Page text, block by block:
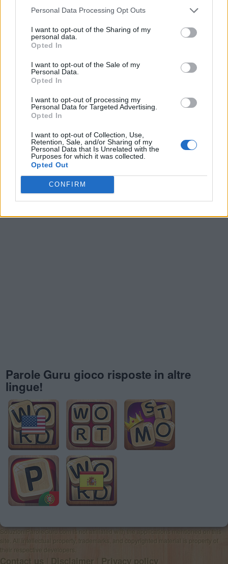
Personal Data Processing Opt Outs
I want to opt-out of the Sharing of my
personal data.
Opted In
I want to opt-out of the Sale of my
Personal Data.
Opted In
I want to opt-out of processing my
Personal Data for Targeted Advertising.
Opted In
I want to opt-out of Collection, Use,
Retention, Sale, and/or Sharing of my
Personal Data that Is Unrelated with the
Purposes for which it was collected.
Opted Out
CONFIRM
Lettere: EROVIG
(2465voti, media:3,80
Scarica Parole Guru
Ultime ricerche:
iaeta,hazbi,sfc フ,Balru,porn+,D+r+t FRUBE
Rceec, manga
Cdr%C,iaare,Griui
Parole Guru gioco risposte in altre
lingue!
SoluzioniParoleGuru.com is not affiliated with the applications mentioned on this
site. All intellectual property, trademarks, and copyrighted material is property of
their respective developers.
Contact us Disclaimer Privacy policy